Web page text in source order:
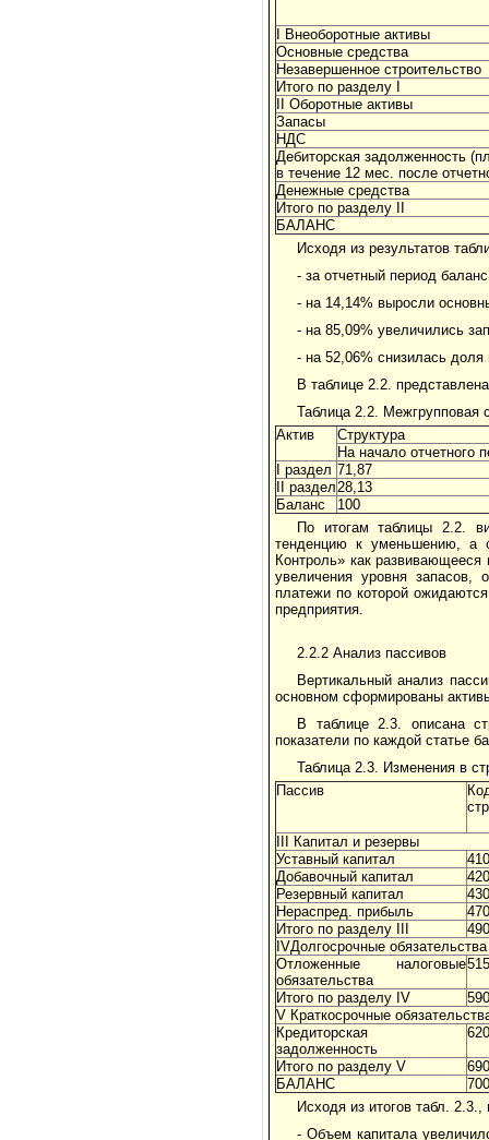
I Внеоборотные активы
Основные средства
Незавершенное строительство
Итого по разделу I
II Оборотные активы
Запасы
НДС
Дебиторская задолженность
в течение 12 мес. после
Денежные средства
Итого по разделу II
БАЛАНС
Исходя из результатов
- за отчетный период
- на 14,14% выросли
- на 85,09% увеличились
- на 52,06% снизилась доля
В таблице 2.2.
Таблица 2.2. Межгрупповая
Актив
Структура
На начало отчетного
I раздел 71,87
II раздел 28,13
Баланс
100
По итогам таблицы 2.2.
тенденцию к уменьшению, а
Контроль» как
увеличения уровня запасов,
платежи по которой
предприятия.
2.2.2 Анализ пассивов
Вертикальный анализ
основном сформированы
В таблице 2.3. описана
показатели по каждой статье
Таблица 2.3. Изменения в
Пассив
III Капитал и резервы
Уставный капитал
410
Добавочный капитал
420
Резервный капитал
430
Нераспред. прибыль
470
Итого по разделу III
490
IVДолгосрочные обязательства
Отложенные налоговые
обязательства
515
Итого по разделу IV
590
V Краткосрочные
Кредиторская
задолженность
620
Итого по разделу V
690
БАЛАНС
700
Исходя из итогов табл.
- Объем капитала